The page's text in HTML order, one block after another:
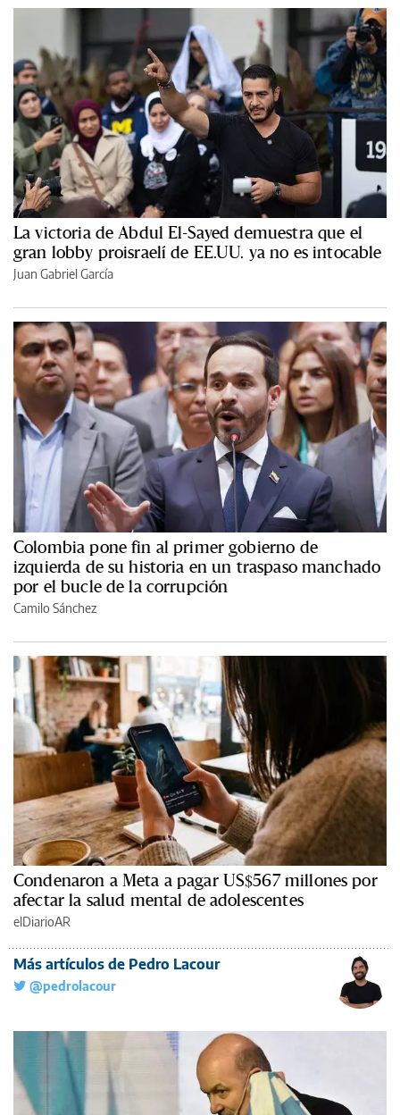
La victoria de Abdul El-Sayed demuestra que el
gran lobby proisraelí de EE.UU. ya no es intocable
Juan Gabriel García
Colombia pone fin al primer gobierno de
izquierda de su historia en un traspaso manchado
por el bucle de la corrupción
Camilo Sánchez
Condenaron a Meta a pagar US$567 millones por
afectar la salud mental de adolescentes
elDiarioAR
Más artículos de Pedro Lacour
@pedrolacour